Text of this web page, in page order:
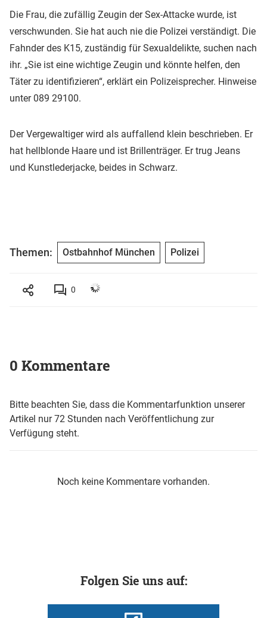
Die Frau, die zufällig Zeugin der Sex-Attacke wurde, ist
verschwunden. Sie hat auch nie die Polizei verständigt. Die
Fahnder des K15, zuständig für Sexualdelikte, suchen nach
ihr. „Sie ist eine wichtige Zeugin und könnte helfen, den
Täter zu identifizieren“, erklärt ein Polizeisprecher. Hinweise
unter 089 29100.
Der Vergewaltiger wird als auffallend klein beschrieben. Er
hat hellblonde Haare und ist Brillenträger. Er trug Jeans
und Kunstlederjacke, beides in Schwarz.
Themen: Ostbahnhof München Polizei
0
0 Kommentare
Bitte beachten Sie, dass die Kommentarfunktion unserer
Artikel nur 72 Stunden nach Veröffentlichung zur
Verfügung steht.
Noch keine Kommentare vorhanden.
Folgen Sie uns auf: